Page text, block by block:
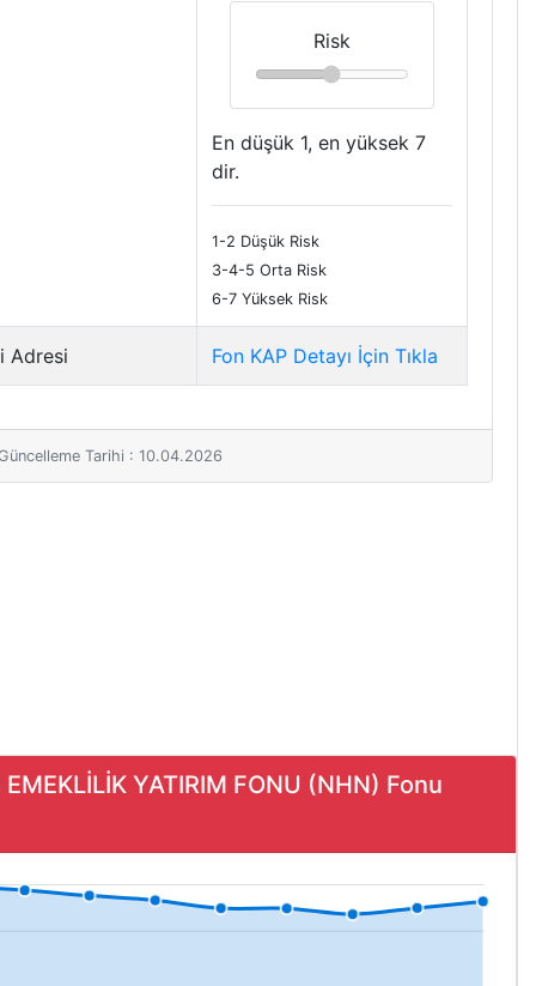
Risk
En düşük 1, en yüksek 7
dir.
1-2 Düşük Risk
3-4-5 Orta Risk
6-7 Yüksek Risk
Adresi Fon KAP Detayı İçin Tıkla
Tarihi : 10.04.2026
YATIRIM FONU (NHN) Fonu